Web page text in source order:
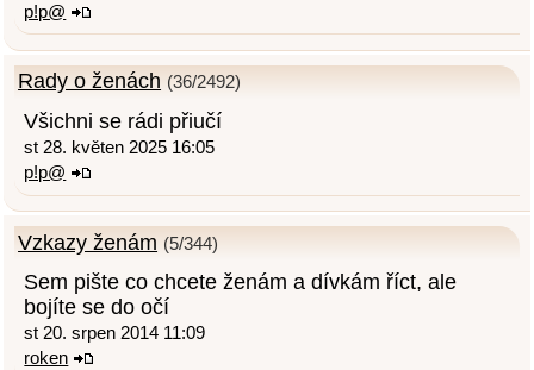
p!p@
Rady o ženách (36/2492)
Všichni se rádi přiučí
st 28. květen 2025 16:05
p!p@
Vzkazy ženám (5/344)
Sem pište co chcete ženám a dívkám říct, ale
bojíte se do očí
st 20. srpen 2014 11:09
roken